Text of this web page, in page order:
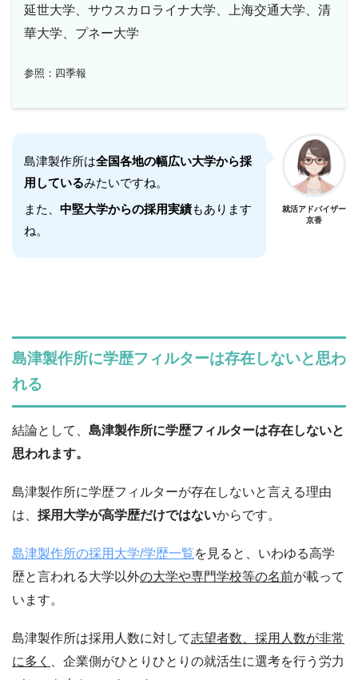
延世大学、サウスカロライナ大学、上海交通大学、清
華大学、プネー大学
参照：四季報
島津製作所は全国各地の幅広い大学から採
用しているみたいですね。
また、 中堅大学からの採用実績もあります
ね。
就活アドバイザー
京香
島津製作所に学歴フィルターは存在しないと思わ
れる
結論として、 島津製作所に学歴フィルターは存在しないと
思われます。
島津製作所に学歴フィルターが存在しないと言える理由
は、 採用大学が高学歴だけではないからです。
島津製作所の採用大学/学歴一覧を見ると、いわゆる高学
歴と言われる大学以外の大学や専門学校等の名前が載って
います。
島津製作所は採用人数に対して志望者数、採用人数が非常
に多く
、企業側がひとりひとりの就活生に選考を行う労力